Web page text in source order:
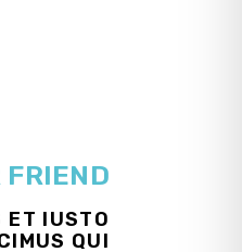
FRIEND
ET IUSTO
QUI